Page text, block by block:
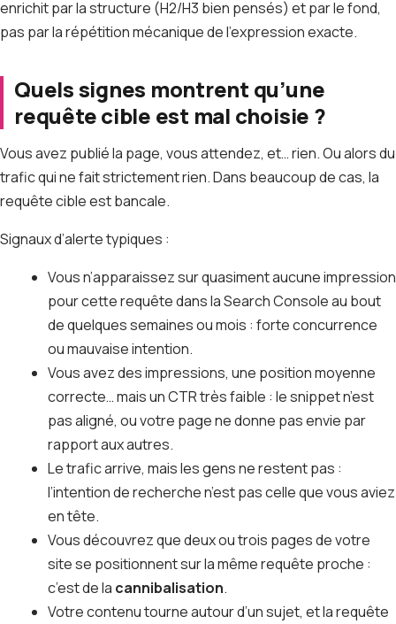
enrichit par la structure (H2/H3 bien pensés) et par le fond,
pas par la répétition mécanique de l’expression exacte.
Quels signes montrent qu’une
requête cible est mal choisie ?
Vous avez publié la page, vous attendez, et… rien. Ou alors du
trafic qui ne fait strictement rien. Dans beaucoup de cas, la
requête cible est bancale.
Signaux d’alerte typiques :
Vous n’apparaissez sur quasiment aucune impression
pour cette requête dans la Search Console au bout
de quelques semaines ou mois : forte concurrence
ou mauvaise intention.
Vous avez des impressions, une position moyenne
correcte… mais un CTR très faible : le snippet n’est
pas aligné, ou votre page ne donne pas envie par
rapport aux autres.
Le trafic arrive, mais les gens ne restent pas :
l’intention de recherche n’est pas celle que vous aviez
en tête.
Vous découvrez que deux ou trois pages de votre
site se positionnent sur la même requête proche :
c’est de la cannibalisation.
Votre contenu tourne autour d’un sujet, et la requête